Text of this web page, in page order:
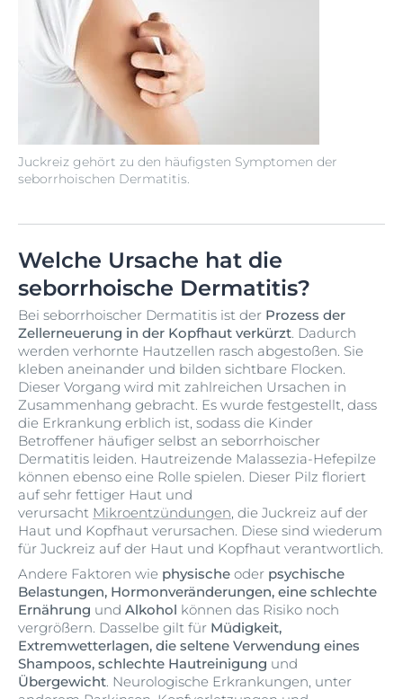
Juckreiz gehört zu den häufigsten Symptomen der
seborrhoischen Dermatitis.
Welche Ursache hat die
seborrhoische Dermatitis?
Bei seborrhoischer Dermatitis ist der Prozess der
Zellerneuerung in der Kopfhaut verkürzt. Dadurch
werden verhornte Hautzellen rasch abgestoßen. Sie
kleben aneinander und bilden sichtbare Flocken.
Dieser Vorgang wird mit zahlreichen Ursachen in
Zusammenhang gebracht. Es wurde festgestellt, dass
die Erkrankung erblich ist, sodass die Kinder
Betroffener häufiger selbst an seborrhoischer
Dermatitis leiden. Hautreizende Malassezia-Hefepilze
können ebenso eine Rolle spielen. Dieser Pilz floriert
auf sehr fettiger Haut und
verursacht Mikroentzündungen, die Juckreiz auf der
Haut und Kopfhaut verursachen. Diese sind wiederum
für Juckreiz auf der Haut und Kopfhaut verantwortlich.
Andere Faktoren wie physische oder psychische
Belastungen, Hormonveränderungen, eine schlechte
Ernährung und Alkohol können das Risiko noch
vergrößern. Dasselbe gilt für Müdigkeit,
Extremwetterlagen, die seltene Verwendung eines
Shampoos, schlechte Hautreinigung und
Übergewicht. Neurologische Erkrankungen, unter